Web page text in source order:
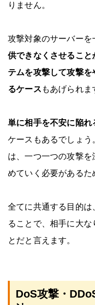
りません。
攻撃対象のサーバーを
供できなくさせること
テムを攻撃して攻撃
るケース もあげられま
単に相手を不安に陥
ケースもあるでしょ
は、一つ一つの攻撃
めていく必要があるた
全てに共通する目的
ることで、相手に大
とだと言えます。
DoS攻撃・